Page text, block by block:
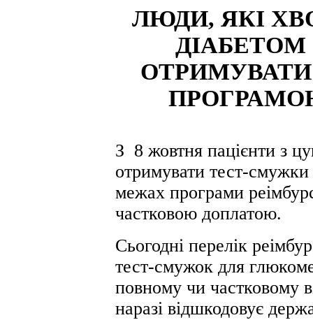
ЛЮДИ, ЯКІ
З 8 жовтня пацієнти з
отримувати тест-
межах програми
частковою доплатою.
Сьогодні перелік
тест-смужок для
повному чи частковому
наразі відшкодовує